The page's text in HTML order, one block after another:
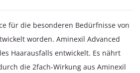
für die besonderen Bedürfnisse von
worden. Aminexil Advanced
Haarausfalls entwickelt. Es nährt
die 2fach-Wirkung aus Aminexil